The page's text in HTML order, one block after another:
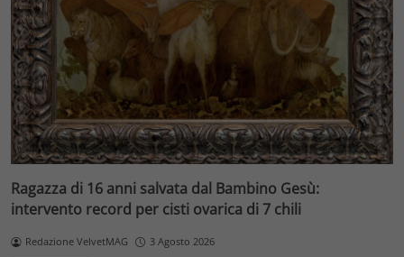
Ragazza di 16 anni salvata dal Bambino Gesù:
intervento record per cisti ovarica di 7 chili
Redazione VelvetMAG 3 Agosto 2026